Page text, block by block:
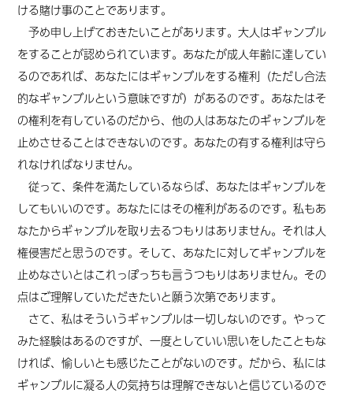
ける賭け事のことであります。
予め申し上げておきたいことがあります。大人はギャンブル
をすることが認められています。あなたが成人年齢に達してい
るのであれば、あなたにはギャンブルをする権利（ただし合法
的なギャンブルという意味ですが）があるのです。あなたはそ
の権利を有しているのだから、他の人はあなたのギャンブルを
止めさせることはできないのです。あなたの有する権利は守ら
れなければなりません。
従って、条件を満たしているならば、あなたはギャンブルを
してもいいのです。あなたにはその権利があるのです。私もあ
なたからギャンブルを取り去るつもりはありません。それは人
権侵害だと思うのです。そして、あなたに対してギャンブルを
止めなさいとはこれっぽっちも言うつもりはありません。その
点はご理解していただきたいと願う次第であります。
さて、私はそういうギャンブルは一切しないのです。やって
みた経験はあるのですが、一度としていい思いをしたこともな
ければ、愉しいとも感じたことがないのです。だから、私には
ギャンブルに凝る人の気持ちは理解できないと信じているので